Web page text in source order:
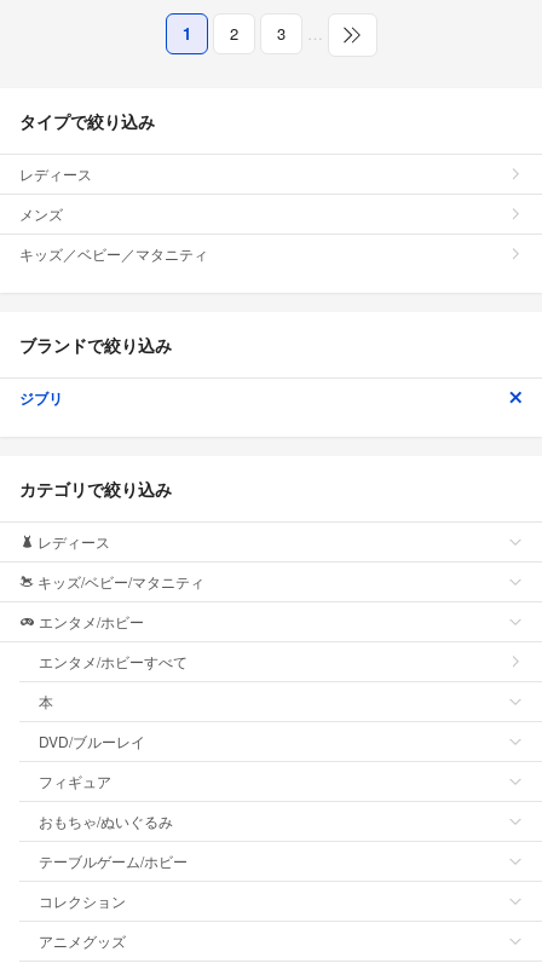
1 2 3 …
タイプで絞り込み
レディース
メンズ
キッズ／ベビー／マタニティ
ブランドで絞り込み
ジブリ
カテゴリで絞り込み
レディース
キッズ/ベビー/マタニティ
エンタメ/ホビー
エンタメ/ホビーすべて
本
DVD/ブルーレイ
フィギュア
おもちゃ/ぬいぐるみ
テーブルゲーム/ホビー
コレクション
アニメグッズ